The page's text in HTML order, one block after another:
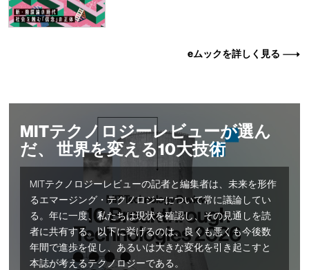
eムックを詳しく見る
MITテクノロジーレビューが選ん
だ、 世界を変える10大技術
MITテクノロジーレビューの記者と編集者は、未来を形作
るエマージング・テクノロジーについて常に議論してい
る。年に一度、私たちは現状を確認し、その見通しを読
者に共有する。以下に挙げるのは、良くも悪くも今後数
年間で進歩を促し、あるいは大きな変化を引き起こすと
本誌が考えるテクノロジーである。